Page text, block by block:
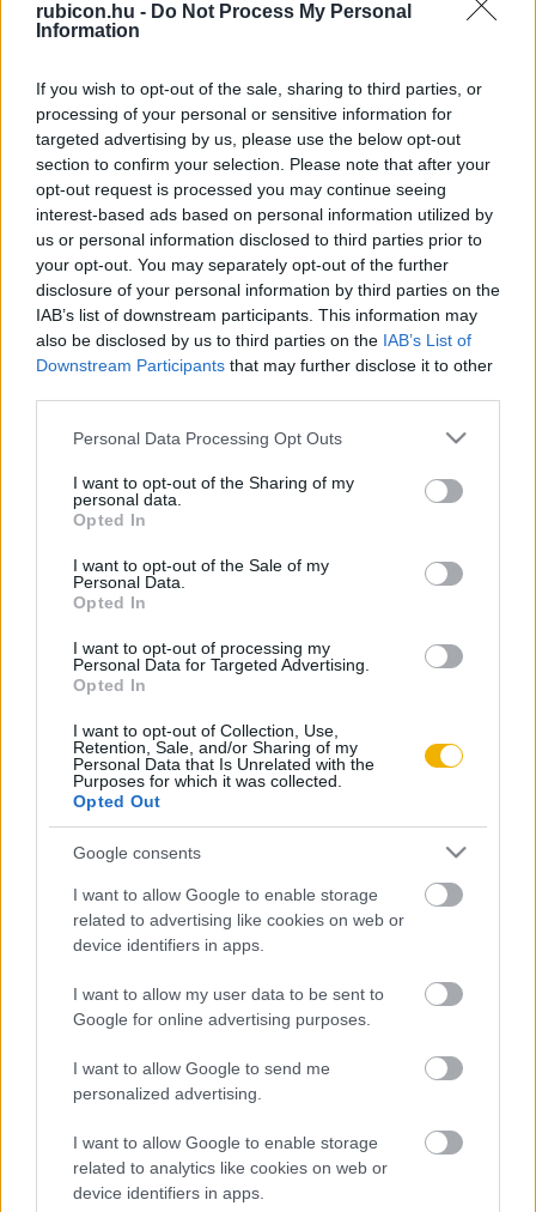
rubicon.hu - Do Not Process My Personal
Information
If you wish to opt-out of the sale, sharing to third parties, or
processing of your personal or sensitive information for
targeted advertising by us, please use the below opt-out
section to confirm your selection. Please note that after your
opt-out request is processed you may continue seeing
interest-based ads based on personal information utilized by
us or personal information disclosed to third parties prior to
your opt-out. You may separately opt-out of the further
disclosure of your personal information by third parties on the
IAB’s list of downstream participants. This information may
also be disclosed by us to third parties on the IAB’s List of
Downstream Participants that may further disclose it to other
Please note that this website/app uses one or more Google
not limited to your visit or usage behaviour. You may click to
grant or deny consent to Google and its third-party tags to
use your data for below specified purposes in below Google
consent section.
Personal Data Processing Opt Outs
I want to opt-out of the Sharing of my
personal data.
Opted In
I want to opt-out of the Sale of my
Personal Data.
Opted In
I want to opt-out of processing my
Personal Data for Targeted Advertising.
Opted In
I want to opt-out of Collection, Use,
Retention, Sale, and/or Sharing of my
Personal Data that Is Unrelated with the
Purposes for which it was collected.
Opted Out
Google consents
I want to allow Google to enable storage
related to advertising like cookies on web or
device identifiers in apps.
I want to allow my user data to be sent to
Google for online advertising purposes.
I want to allow Google to send me
personalized advertising.
I want to allow Google to enable storage
related to analytics like cookies on web or
device identifiers in apps.
Fazekas István
Fazekas István
Az Erdélyi Udvari Kancellária
Somogyi Éva
A király személye körüli minisztérium
Ujváry Gábor
Kulturális kölcsönhatások
Varga Kálmán
Estók János
Tisza Kálmán és kora
Sághy Marianne
Róma a Rhône partján
Egyházfő és/vagy államfő
Andreides Gábor
A lateráni egyezmény
Bakócz Tamás